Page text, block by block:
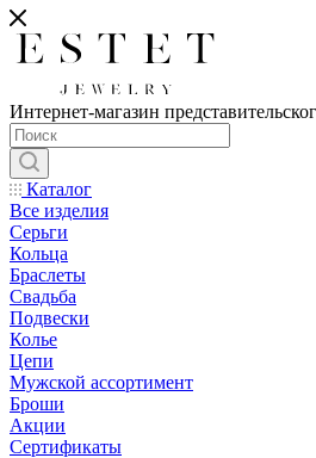
Интернет-магазин
Каталог
Все изделия
Серьги
Кольца
Браслеты
Свадьба
Подвески
Колье
Цепи
Мужской ассортимент
Броши
Акции
Сертификаты